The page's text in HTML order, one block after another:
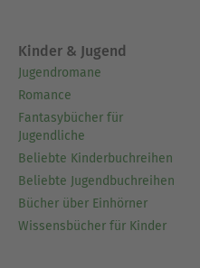
Kinder & Jugend
Jugendromane
Romance
Fantasybücher für
Jugendliche
Beliebte Kinderbuchreihen
Beliebte Jugendbuchreihen
Bücher über Einhörner
Wissensbücher für Kinder